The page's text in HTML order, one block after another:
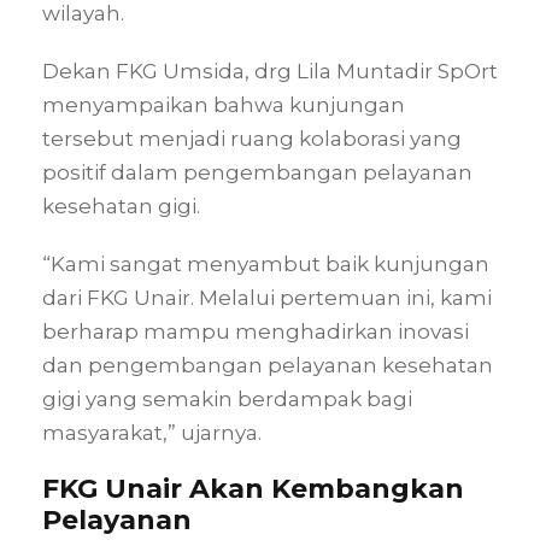
wilayah.
Dekan FKG Umsida, drg Lila Muntadir SpOrt
menyampaikan bahwa kunjungan
tersebut menjadi ruang kolaborasi yang
positif dalam pengembangan pelayanan
kesehatan gigi.
“Kami sangat menyambut baik kunjungan
dari FKG Unair. Melalui pertemuan ini, kami
berharap mampu menghadirkan inovasi
dan pengembangan pelayanan kesehatan
gigi yang semakin berdampak bagi
masyarakat,” ujarnya.
FKG Unair Akan Kembangkan
Pelayanan